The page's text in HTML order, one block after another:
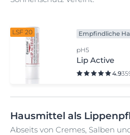
LSF 20 Empfindliche
pH5
Lip Active
4.9
Hausmittel als
Abseits von Cremes, Salben